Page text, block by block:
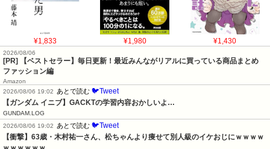
¥1,833 ¥1,980 ¥1,430
2026/08/06
[PR] 【ベストセラー】毎日更新！最近みんながリアルに買っている商品まとめ
ファッション編
Amazon
2026/08/06 19:02
あとで読む 🐦Tweet
【ガンダム イニブ】GACKTの学習内容おかしいよ…
GUNDAM.LOG
2026/08/06 19:02
あとで読む 🐦Tweet
【衝撃】63歳・木村祐一さん、松ちゃんより痩せて別人級のイケおじにｗｗｗｗ